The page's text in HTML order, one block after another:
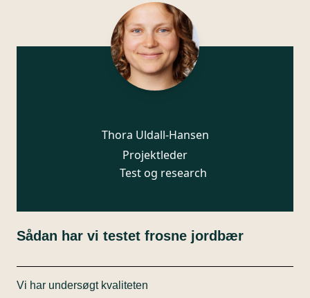
Thora Uldall-Hansen
Projektleder
Test og research
Sådan har vi testet frosne jordbær
Vi har undersøgt kvaliteten